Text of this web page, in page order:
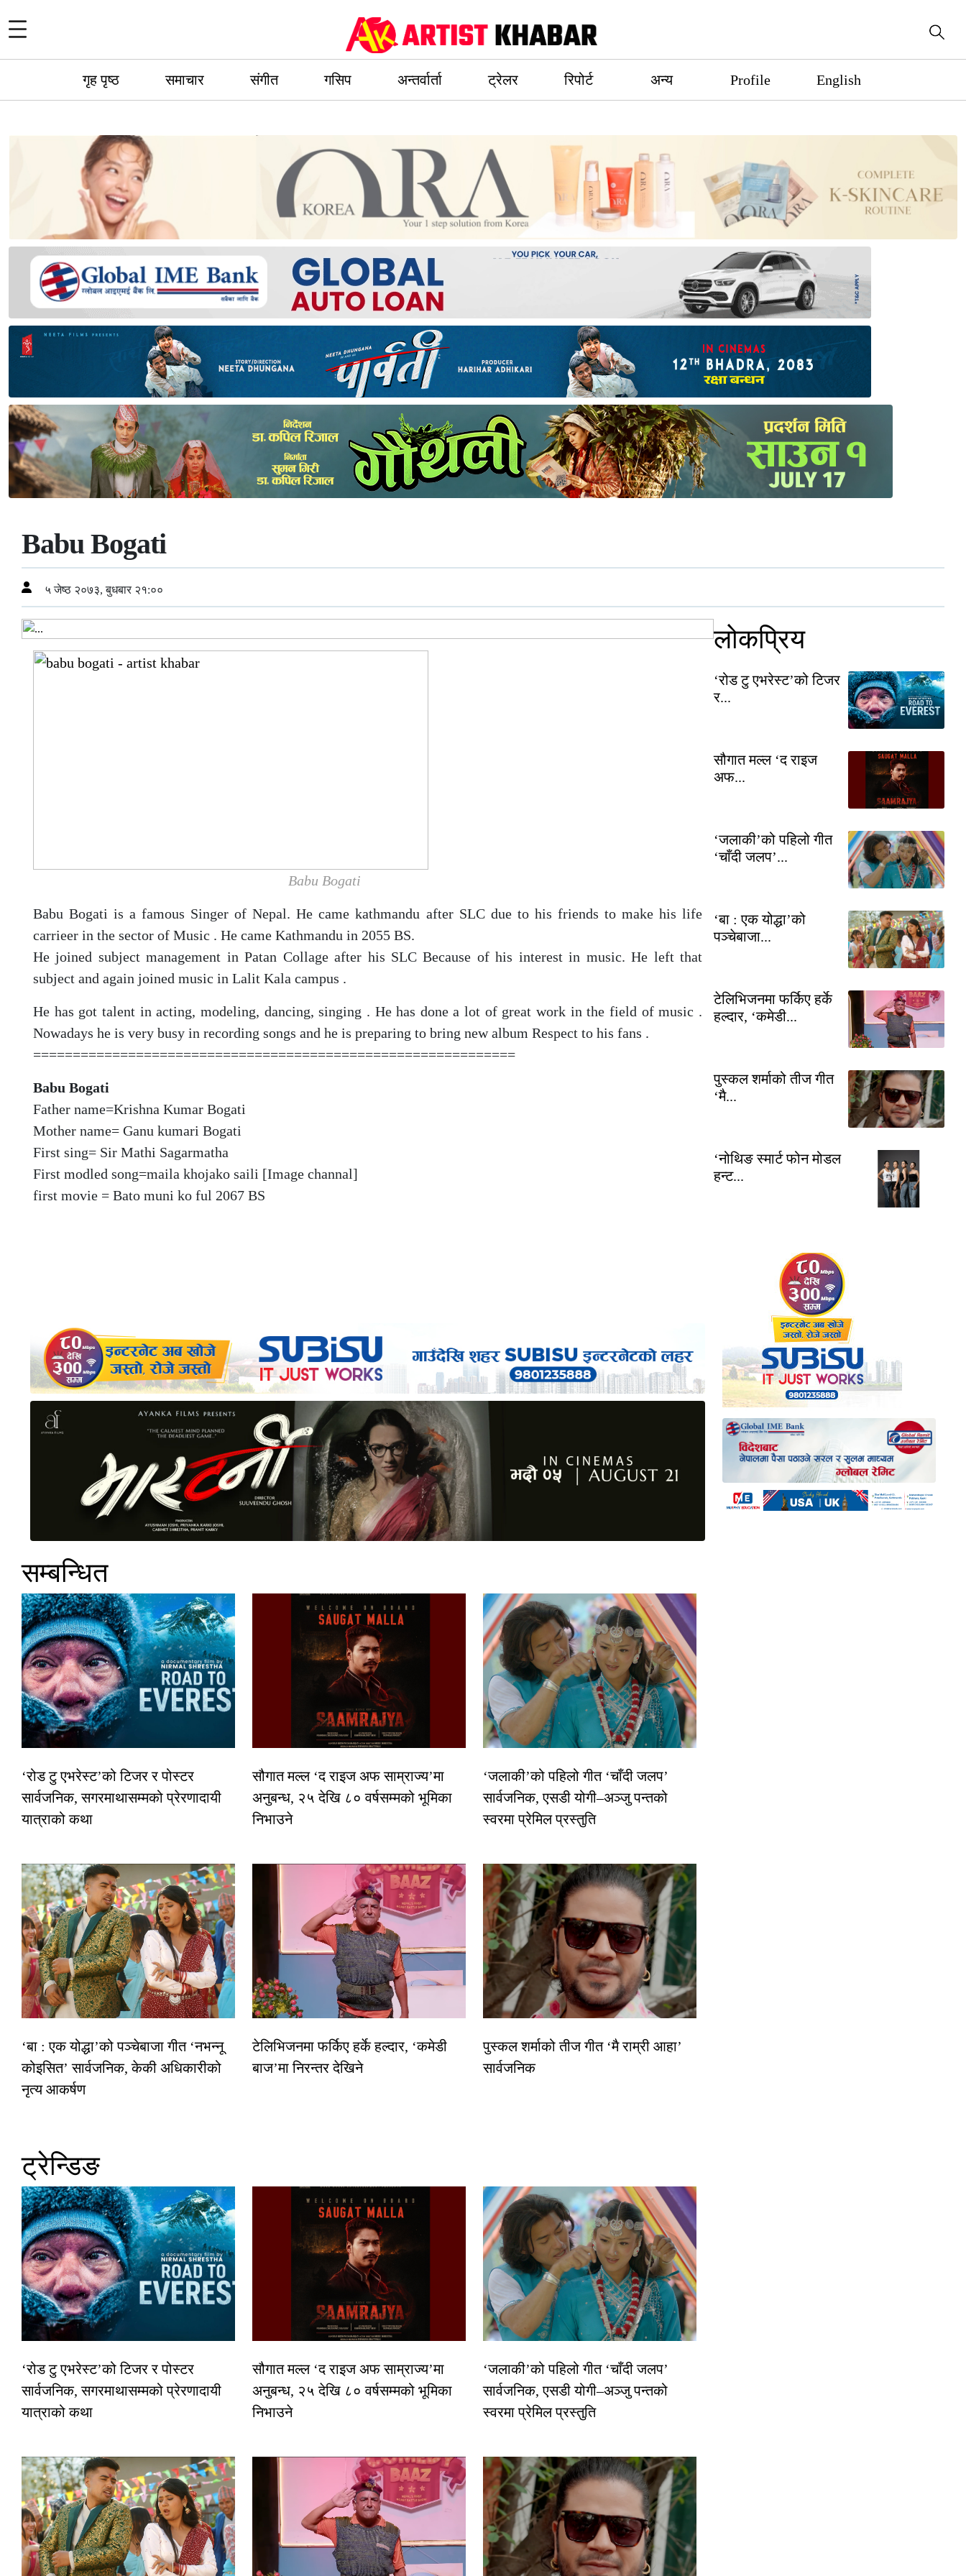
गृह पृष्ठ समाचार संगीत गसिप अन्तर्वार्ता ट्रेलर रिपोर्ट अन्य Profile English
Babu Bogati
५ जेष्ठ २०७३, बुधबार २१:००
Babu Bogati
Babu Bogati is a famous Singer of Nepal. He came kathmandu after SLC due to his friends to make his life
carrieer in the sector of Music . He came Kathmandu in 2055 BS.
He joined subject management in Patan Collage after his SLC Because of his interest in music. He left that
subject and again joined music in Lalit Kala campus .
He has got talent in acting, modeling, dancing, singing . He has done a lot of great work in the field of music .
Nowadays he is very busy in recording songs and he is preparing to bring new album Respect to his fans .
=============================================================
Babu Bogati
Father name=Krishna Kumar Bogati
Mother name= Ganu kumari Bogati
First sing= Sir Mathi Sagarmatha
First modled song=maila khojako saili [Image channal]
first movie = Bato muni ko ful 2067 BS
सम्बन्धित
‘रोड टु एभरेस्ट’को टिजर र पोस्टर
सार्वजनिक, सगरमाथासम्मको प्रेरणादायी
यात्राको कथा
सौगात मल्ल ‘द राइज अफ साम्राज्य’मा
अनुबन्ध, २५ देखि ८० वर्षसम्मको भूमिका
निभाउने
‘जलाकी’को पहिलो गीत ‘चाँदी जलप’
सार्वजनिक, एसडी योगी–अञ्जु पन्तको
स्वरमा प्रेमिल प्रस्तुति
‘बा : एक योद्धा’को पञ्चेबाजा गीत ‘नभन्नू
कोइसित’ सार्वजनिक, केकी अधिकारीको
नृत्य आकर्षण
टेलिभिजनमा फर्किए हर्के हल्दार, ‘कमेडी
बाज’मा निरन्तर देखिने
पुस्कल शर्माको तीज गीत ‘मै राम्री आहा’
सार्वजनिक
ट्रेन्डिङ
‘रोड टु एभरेस्ट’को टिजर र पोस्टर
सार्वजनिक, सगरमाथासम्मको प्रेरणादायी
यात्राको कथा
सौगात मल्ल ‘द राइज अफ साम्राज्य’मा
अनुबन्ध, २५ देखि ८० वर्षसम्मको भूमिका
निभाउने
‘जलाकी’को पहिलो गीत ‘चाँदी जलप’
सार्वजनिक, एसडी योगी–अञ्जु पन्तको
स्वरमा प्रेमिल प्रस्तुति
लोकप्रिय
‘रोड टु एभरेस्ट’को टिजर
र...
सौगात मल्ल ‘द राइज
अफ...
‘जलाकी’को पहिलो गीत
‘चाँदी जलप’...
‘बा : एक योद्धा’को
पञ्चेबाजा...
टेलिभिजनमा फर्किए हर्के
हल्दार, ‘कमेडी...
पुस्कल शर्माको तीज गीत
‘मै...
‘नोथिङ स्मार्ट फोन मोडल
हन्ट...